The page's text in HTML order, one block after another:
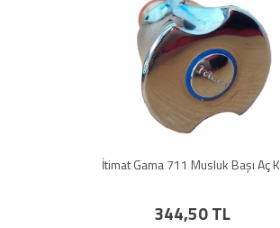
İtimat Gama 711 Musluk Başı Aç
344,50 TL